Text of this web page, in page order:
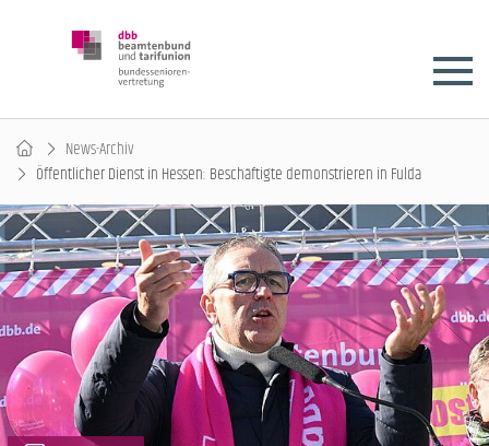
News-Archiv
Öffentlicher Dienst in Hessen: Beschäftigte demonstrieren in Fulda